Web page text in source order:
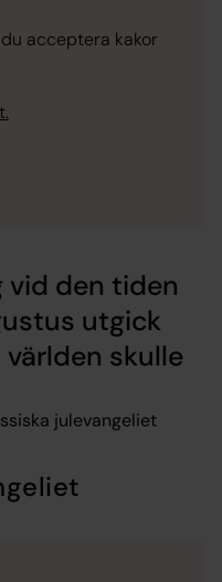
acceptera kakor
vid den tiden
utgick
skulle
julevangeliet